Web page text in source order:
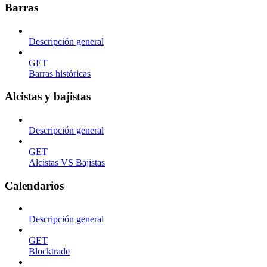
Barras
Descripción general
GET
Barras históricas
Alcistas y bajistas
Descripción general
GET
Alcistas VS Bajistas
Calendarios
Descripción general
GET
Blocktrade